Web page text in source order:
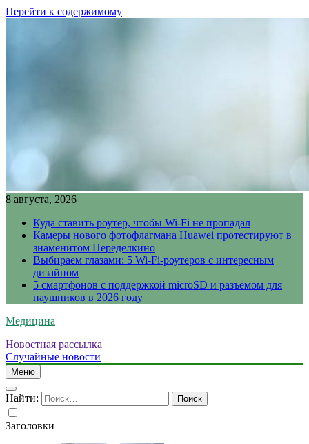
Перейти к содержимому
8 августа, 2026
Куда ставить роутер, чтобы Wi-Fi не пропадал
Камеры нового фотофлагмана Huawei протестируют в
знаменитом Переделкино
Выбираем глазами: 5 Wi-Fi-роутеров с интересным
дизайном
5 смартфонов с поддержкой microSD и разъёмом для
наушников в 2026 году
Медицина
Новостная рассылка
Случайные новости
Меню
Найти:
Заголовки